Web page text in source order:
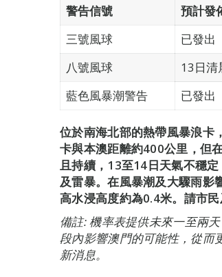
警告信號
預計發
三號風球
已發出
八號風球
13日清
藍色風暴潮警告
已發出
位於南海北部的熱帶風暴浪卡
卡與本澳距離約400公里，但
且持續，13至14日天氣不穩
及雷暴。在風暴潮及大驟雨影
高水浸高度約為0.4米。請市
備註: 機率表提供未來一至兩
段內影響澳門的可能性，從而
新消息。